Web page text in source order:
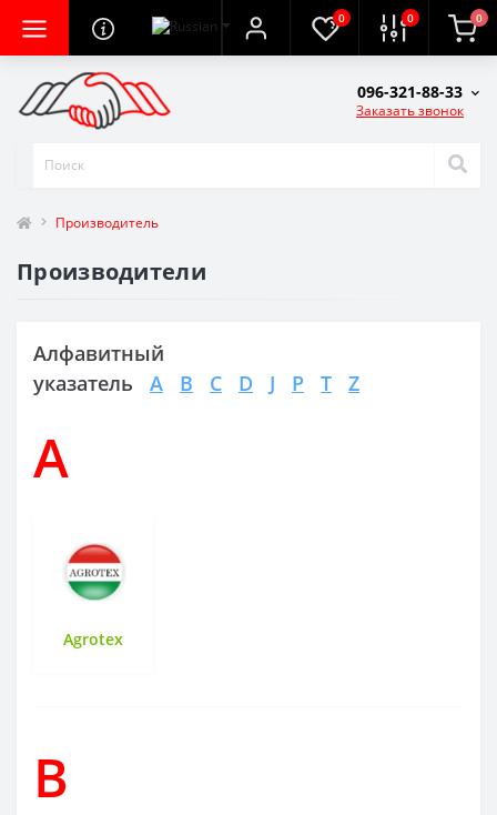
0 0 0
096-321-88-33
Заказать звонок
Производитель
Производители
Алфавитный
указатель A B C D J P T Z
A
Agrotex
B